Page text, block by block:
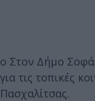
o Στον Δήμο
για τις τοπικές
Πασχαλίτσας.